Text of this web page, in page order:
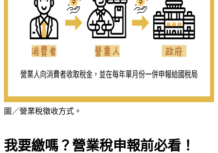
圖／營業稅徵收方式。
我要繳嗎？營業稅申報前必看！